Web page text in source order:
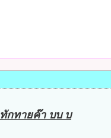
ทักทายค๊า บบ บ